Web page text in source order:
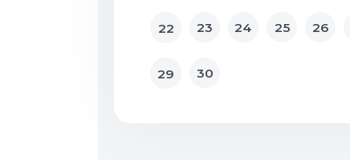
22 23 24 25 26
29 30